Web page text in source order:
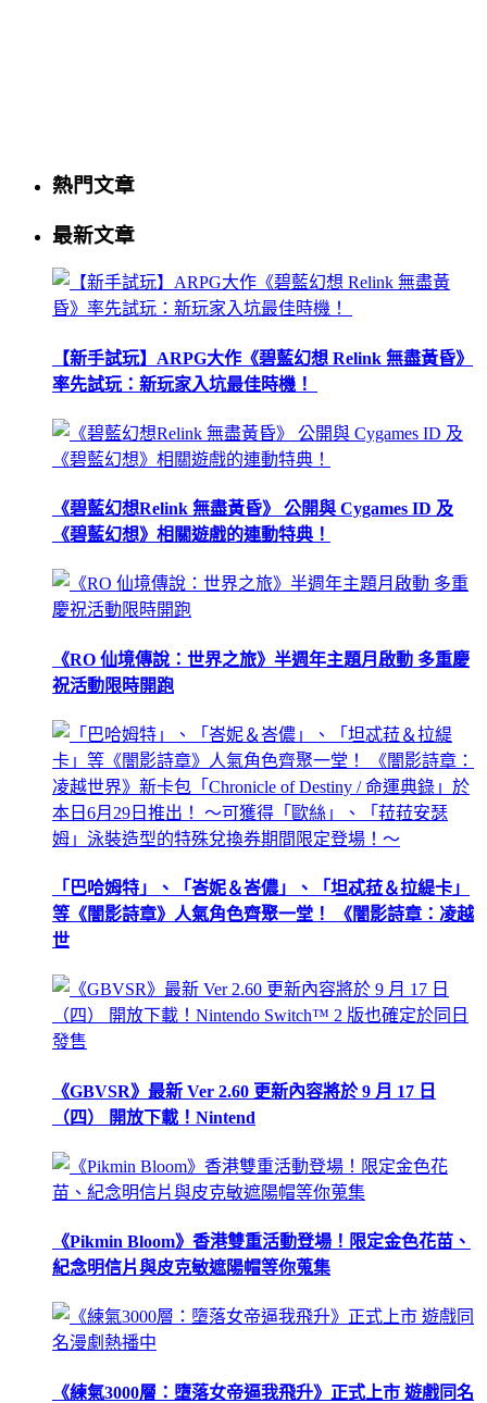
熱門文章
最新文章
【新手試玩】ARPG大作《碧藍幻想 Relink 無盡黃昏》
率先試玩：新玩家入坑最佳時機！
《碧藍幻想Relink 無盡黃昏》 公開與 Cygames ID 及
《碧藍幻想》相關遊戲的連動特典！
《RO 仙境傳說：世界之旅》半週年主題月啟動 多重慶
祝活動限時開跑
「巴哈姆特」、「峇妮＆峇儂」、「坦忒菈＆拉緹卡」
等《闇影詩章》人氣角色齊聚一堂！ 《闇影詩章：凌越
世
《GBVSR》最新 Ver 2.60 更新內容將於 9 月 17 日
（四） 開放下載！Nintend
《Pikmin Bloom》香港雙重活動登場！限定金色花苗、
紀念明信片與皮克敏遮陽帽等你蒐集
《練氣3000層：墮落女帝逼我飛升》正式上市 遊戲同名